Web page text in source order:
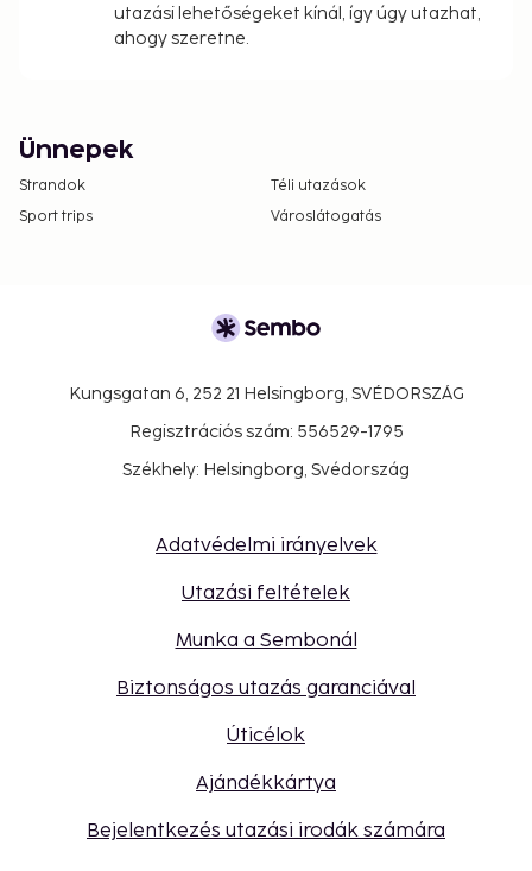
utazási lehetőségeket kínál, így úgy utazhat,
ahogy szeretne.
Ünnepek
Strandok
Téli utazások
Sport trips
Városlátogatás
Kungsgatan 6, 252 21 Helsingborg, SVÉDORSZÁG
Regisztrációs szám: 556529-1795
Székhely: Helsingborg, Svédország
Adatvédelmi irányelvek
Utazási feltételek
Munka a Sembonál
Biztonságos utazás garanciával
Úticélok
Ajándékkártya
Bejelentkezés utazási irodák számára